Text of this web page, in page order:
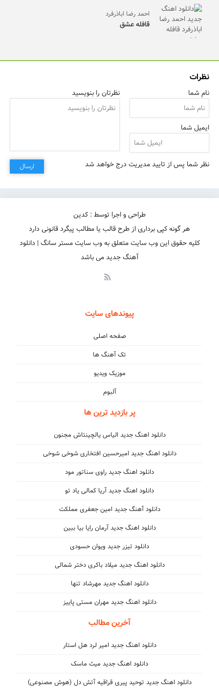
احمد رضا اباذرفرد
قافله عشق
نظرات
نام شما
ایمیل شما
نظرتان را بنویسید
نظر شما پس از تایید مدیریت درج خواهد شد ارسال
طراحی و اجرا توسط : کدین
هر گونه کپی برداری از طرح قالب یا مطالب پیگرد قانونی دارد
کلیه حقوق این وب سایت متعلق به وب سایت مستر سانگ | دانلود
آهنگ جدید می باشد
پیوندهای سایت
صفحه اصلی
تک آهنگ ها
موزیک ویدیو
آلبوم
پر بازدید ترین ها
دانلود اهنگ جدید الیاس یالچینتاش مجنون
دانلود اهنگ جدید امیرحسین افتخاری شوخی شوخی
دانلود اهنگ جدید راوی سناتور مود
دانلود اهنگ جدید آریا کمالی یاد تو
دانلود آهنگ جدید امین جعفری مملکت
دانلود اهنگ جدید آرمان رایا بیا ببین
دانلود تیزر جدید ویوان حسودی
دانلود اهنگ جدید میلاد باکری دختر شمالی
دانلود اهنگ جدید مهرشاد تنها
دانلود اهنگ جدید مهران مستی پاییز
آخرین مطالب
دانلود اهنگ جدید امیر لرد هل استار
دانلود اهنگ جدید میث ماسک
دانلود اهنگ جدید توحید پیری قراقیه آتش دل (هوش مصنوعی)